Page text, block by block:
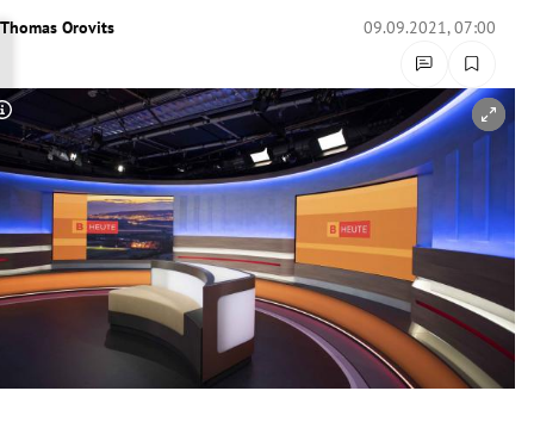
Untermenü
Untermenü
Untermenü
Untermenü
Untermenü
Untermenü
Thomas Orovits 09.09.2021, 07:00
Copyright-Hinweis öffnen/schließen